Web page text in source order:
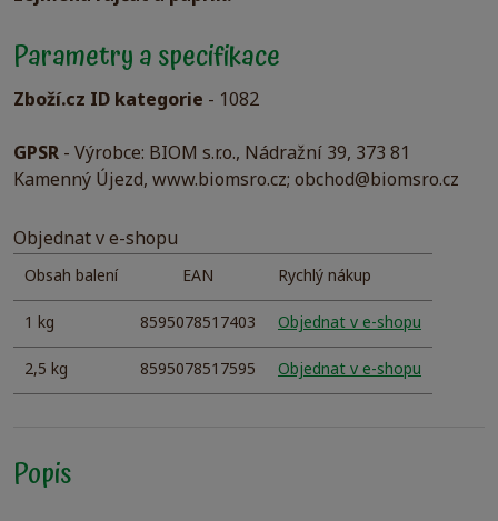
Parametry a specifikace
Zboží.cz ID kategorie - 1082
GPSR - Výrobce: BIOM s.r.o., Nádražní 39, 373 81
Kamenný Újezd, www.biomsro.cz; obchod@biomsro.cz
Objednat v e-shopu
Obsah balení EAN Rychlý nákup
1 kg 8595078517403 Objednat v e-shopu
2,5 kg 8595078517595 Objednat v e-shopu
Popis